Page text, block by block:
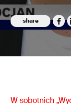
share
W sobotnich